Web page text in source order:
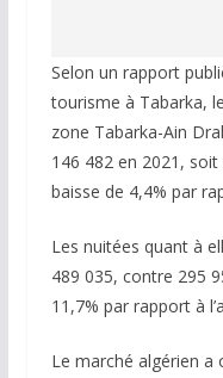
Selon un rapport
tourisme à Tabarka,
zone Tabarka-Ain
146 482 en 2021,
baisse de 4,4% par
Les nuitées quant à
489 035, contre 295
11,7% par rapport à
Le marché algérien a